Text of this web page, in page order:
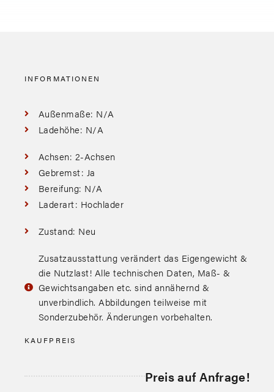
INFORMATIONEN
Außenmaße: N/A
Ladehöhe: N/A
Achsen: 2-Achsen
Gebremst: Ja
Bereifung: N/A
Laderart: Hochlader
Zustand: Neu
Zusatzausstattung verändert das Eigengewicht &
die Nutzlast! Alle technischen Daten, Maß- &
Gewichtsangaben etc. sind annähernd &
unverbindlich. Abbildungen teilweise mit
Sonderzubehör. Änderungen vorbehalten.
KAUFPREIS
Preis auf Anfrage!